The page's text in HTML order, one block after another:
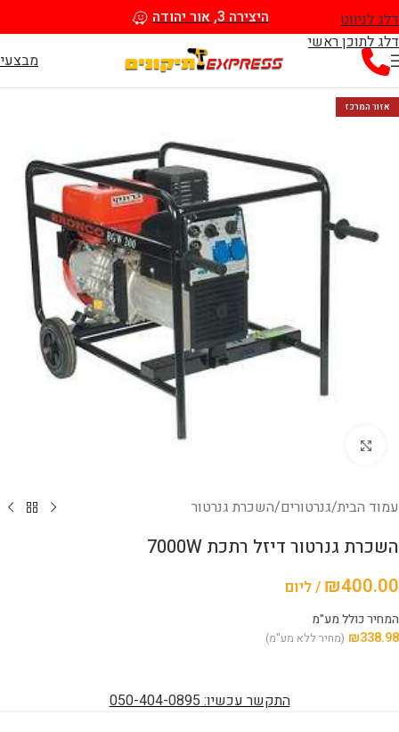
דלג לניווט
דלג לתוכן ראשי
היצירה 3, אור יהודה
אזור המרכז
עמוד הבית/גנרטורים/השכרת גנרטור
השכרת גנרטור דיזל רתכת 7000W
₪400.00 / ליום
המחיר כולל מע"מ
₪338.98 (מחיר ללא מע"מ)
התקשר עכשיו: 050-404-0895